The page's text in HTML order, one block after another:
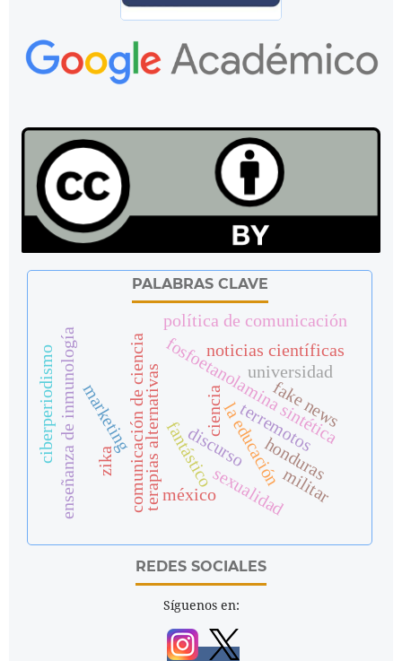
PALABRAS CLAVE
discurso
ciencia
comunicación de ciencia fosfoetanolamina sintética
fantástico
terapias alternativas
marketing la educación
sexualidad
enseñanza de inmunología noticias científicas
honduras
ciberperiodismo
política de comunicación
universidad
fake news
zika
terremotos
méxico militar
REDES SOCIALES
Síguenos en: